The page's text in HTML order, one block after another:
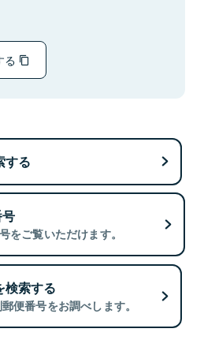
る
する
をご覧いただけます。
検索する
便番号をお調べします。